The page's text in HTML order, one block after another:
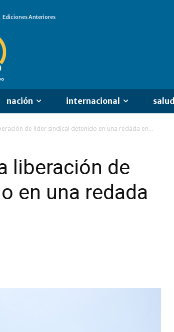
Ediciones Anteriores
nación internacional salud
de líder sindical detenido en una redada en...
liberación de
en una redada